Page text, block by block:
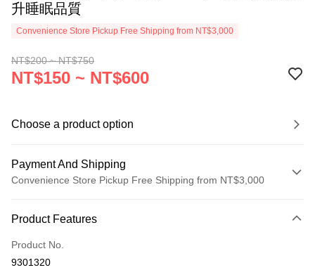
升睡眠品質
Convenience Store Pickup Free Shipping from NT$3,000
NT$200 ~ NT$750
NT$150 ~ NT$600
Choose a product option
Payment And Shipping
Convenience Store Pickup Free Shipping from NT$3,000
Credit Card (Full Payment)
Convenience Store Pickup and Pay
Product Features
Product No.
9301320